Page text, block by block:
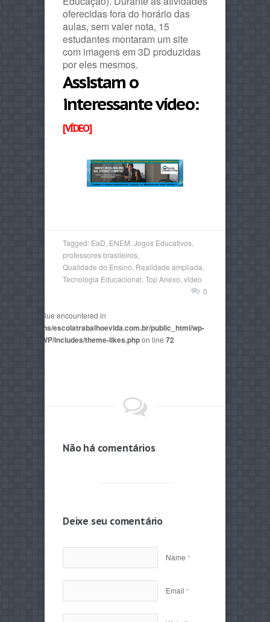
oferecidas fora do horário das
aulas, sem valer nota, 15
estudantes montaram um site
com imagens em 3D produzidas
por eles mesmos.
Assistam o
interessante vídeo:
[VÍDEO]
Tagged: EaD ENEM Jogos Educativos
professores brasileiros
Qualidade do Ensino Realidade ampliada
Tecnologia Educacional Top Anexo video
0
numeric value encountered in
domains/escolatrabalhoevida.com.br/public_html/wp-
AegaeusWP/includes/theme-likes.phpon line 72
Não há comentários
Deixe seu comentário
Name *
Email *